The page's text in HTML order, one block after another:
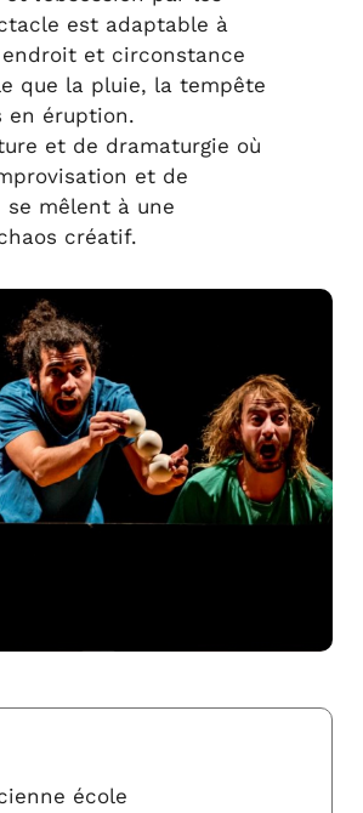
est adaptable à
endroit et circonstance
que la pluie, la tempête
en éruption.
et de dramaturgie où
et de
mêlent à une
créatif.
école